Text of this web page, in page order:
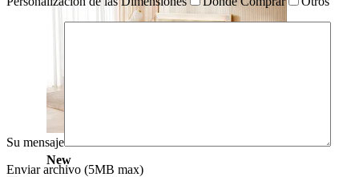
New
Su mensaje
Enviar archivo (5MB max)